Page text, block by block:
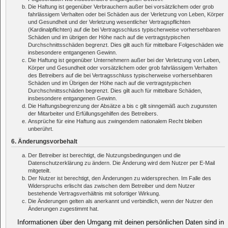
Die Haftung ist gegenüber Verbrauchern außer bei vorsätzlichem oder grob
fahrlässigem Verhalten oder bei Schäden aus der Verletzung von Leben, Körper
und Gesundheit und der Verletzung wesentlicher Vertragspflichten
(Kardinalpflichten) auf die bei Vertragsschluss typischerweise vorhersehbaren
Schäden und im übrigen der Höhe nach auf die vertragstypischen
Durchschnittsschäden begrenzt. Dies gilt auch für mittelbare Folgeschäden wie
insbesondere entgangenen Gewinn.
Die Haftung ist gegenüber Unternehmern außer bei der Verletzung von Leben,
Körper und Gesundheit oder vorsätzlichem oder grob fahrlässigem Verhalten
des Betreibers auf die bei Vertragsschluss typischerweise vorhersehbaren
Schäden und im Übrigen der Höhe nach auf die vertragstypischen
Durchschnittsschäden begrenzt. Dies gilt auch für mittelbare Schäden,
insbesondere entgangenen Gewinn.
Die Haftungsbegrenzung der Absätze a bis c gilt sinngemäß auch zugunsten
der Mitarbeiter und Erfüllungsgehilfen des Betreibers.
Ansprüche für eine Haftung aus zwingendem nationalem Recht bleiben
unberührt.
6. Änderungsvorbehalt
Der Betreiber ist berechtigt, die Nutzungsbedingungen und die
Datenschutzerklärung zu ändern. Die Änderung wird dem Nutzer per E-Mail
mitgeteilt.
Der Nutzer ist berechtigt, den Änderungen zu widersprechen. Im Falle des
Widerspruchs erlischt das zwischen dem Betreiber und dem Nutzer
bestehende Vertragsverhältnis mit sofortiger Wirkung.
Die Änderungen gelten als anerkannt und verbindlich, wenn der Nutzer den
Änderungen zugestimmt hat.
Informationen über den Umgang mit deinen persönlichen Daten sind in